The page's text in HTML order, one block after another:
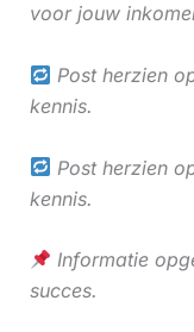
voor jouw
Post herzien
kennis.
Post herzien
kennis.
Informatie
succes.